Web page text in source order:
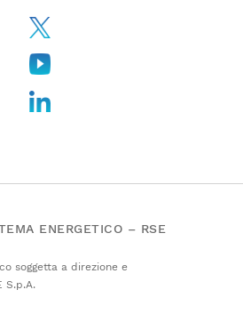
ENERGETICO – RSE
soggetta a direzione e
S.p.A.